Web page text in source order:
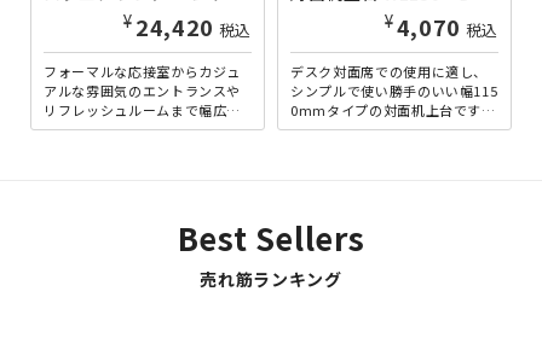
¥ 24,420 税込
フォーマルな応接室からカジュ
アルな雰囲気のエントランスや
リフレッシュルームまで幅広く
ご使用いただける、「スクエ
¥4,070 税込
デスク対面席での使用に適し、
シンプルで使い勝手のいい幅115
0mmタイプの対面机上台です。
これ1台で2人分のデスク上スペ
Best Sellers
売れ筋ランキング